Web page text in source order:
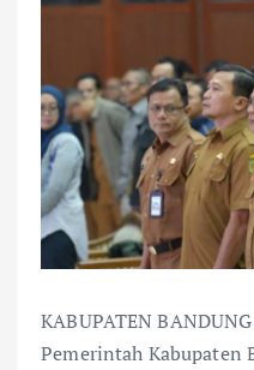
KABUPATEN
Pemerintah Kabupaten